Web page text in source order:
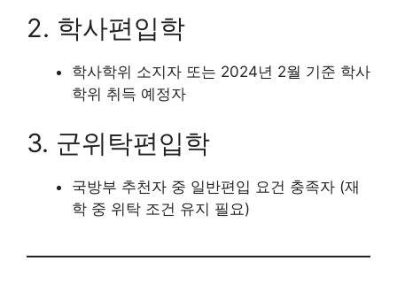
2. 학사편입학
학사학위 소지자 또는 2024년 2월 기준 학사
학위 취득 예정자
3. 군위탁편입학
국방부 추천자 중 일반편입 요건 충족자 (재
학 중 위탁 조건 유지 필요)